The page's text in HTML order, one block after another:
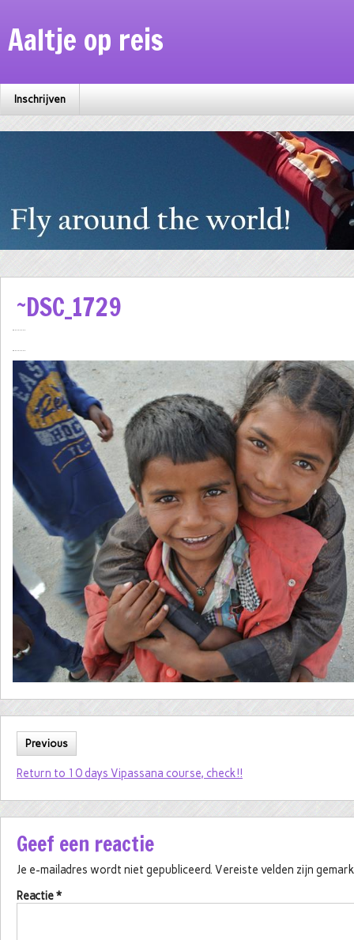
Aaltje op reis
Inschrijven
~DSC_1729
Previous
Return to 10 days Vipassana course, check!!
Geef een reactie
Je e-mailadres wordt niet gepubliceerd. Vereiste velden zijn
Reactie*